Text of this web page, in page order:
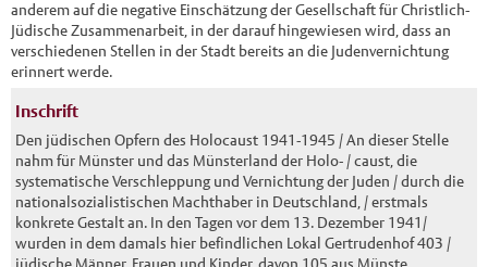
anderem auf die negative Einschätzung der Gesellschaft für Christlich-
Jüdische Zusammenarbeit, in der darauf hingewiesen wird, dass an
verschiedenen Stellen in der Stadt bereits an die Judenvernichtung
erinnert werde.
Inschrift
Den jüdischen Opfern des Holocaust 1941-1945 / An dieser Stelle
nahm für Münster und das Münsterland der Holo- / caust, die
systematische Verschleppung und Vernichtung der Juden / durch die
nationalsozialistischen Machthaber in Deutschland, / erstmals
konkrete Gestalt an. In den Tagen vor dem 13. Dezember 1941/
wurden in dem damals hier befindlichen Lokal Gertrudenhof 403 /
jüdische Männer, Frauen und Kinder, davon 105 aus Münste,